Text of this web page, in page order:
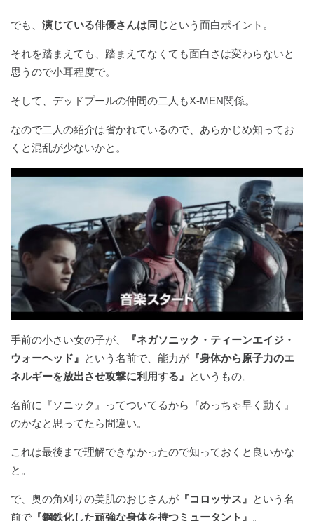
でも、 演じている俳優さんは同じという面白ポイント。
それを踏まえても、踏まえてなくても面白さは変わらないと
思うので小耳程度で。
そして、デッドプールの仲間の二人もX-MEN関係。
なので二人の紹介は省かれているので、あらかじめ知ってお
くと混乱が少ないかと。
手前の小さい女の子が、
『ネガソニック・ティーンエイジ・
ウォーヘッド』 という名前で、能力が 『身体から原子力のエ
ネルギーを放出させ攻撃に利用する』 というもの。
名前に『ソニック』ってついてるから『めっちゃ早く動く』
のかなと思ってたら間違い。
これは最後まで理解できなかったので知っておくと良いかな
と。
で、奥の角刈りの美肌のおじさんが 『コロッサス』 という名
前で 『鋼鉄化した頑強な身体を持つミュータント』 。